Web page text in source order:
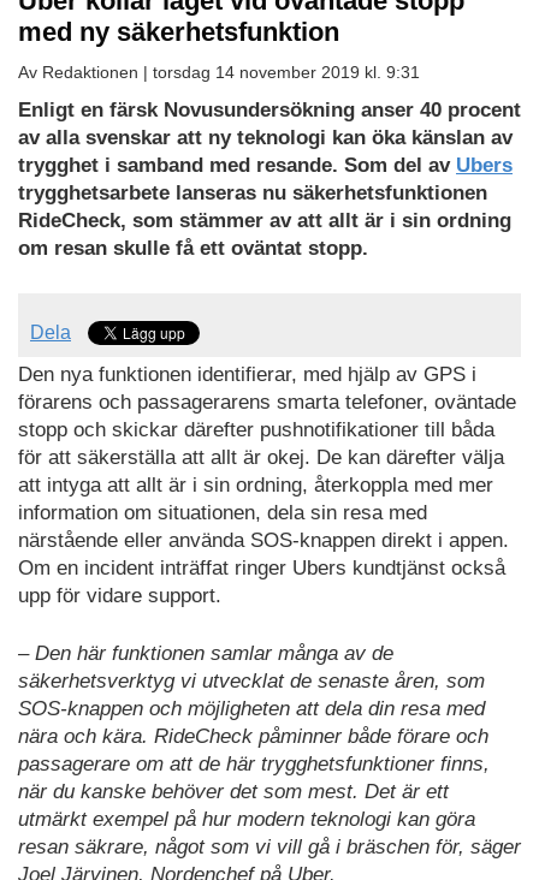
med ny säkerhetsfunktion
Av Redaktionen | torsdag 14 november 2019 kl. 9:31
Enligt en färsk Novusundersökning anser 40 procent
av alla svenskar att ny teknologi kan öka känslan av
trygghet i samband med resande. Som del av Ubers
trygghetsarbete lanseras nu säkerhetsfunktionen
RideCheck, som stämmer av att allt är i sin ordning
om resan skulle få ett oväntat stopp.
Dela
Den nya funktionen identifierar, med hjälp av GPS i
förarens och passagerarens smarta telefoner, oväntade
stopp och skickar därefter pushnotifikationer till båda
för att säkerställa att allt är okej. De kan därefter välja
att intyga att allt är i sin ordning, återkoppla med mer
information om situationen, dela sin resa med
närstående eller använda SOS-knappen direkt i appen.
Om en incident inträffat ringer Ubers kundtjänst också
upp för vidare support.
– Den här funktionen samlar många av de
säkerhetsverktyg vi utvecklat de senaste åren, som
SOS-knappen och möjligheten att dela din resa med
nära och kära. RideCheck påminner både förare och
passagerare om att de här trygghetsfunktioner finns,
när du kanske behöver det som mest. Det är ett
utmärkt exempel på hur modern teknologi kan göra
resan säkrare, något som vi vill gå i bräschen för, säger
Joel Järvinen, Nordenchef på Uber.